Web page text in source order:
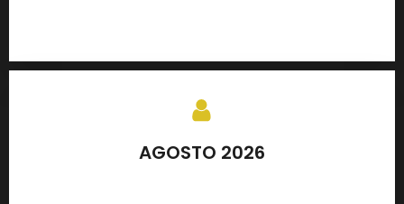
AGOSTO 2026